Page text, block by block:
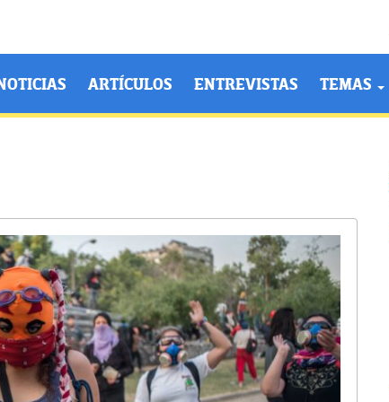
ARTÍCULOS ENTREVISTAS TEMAS